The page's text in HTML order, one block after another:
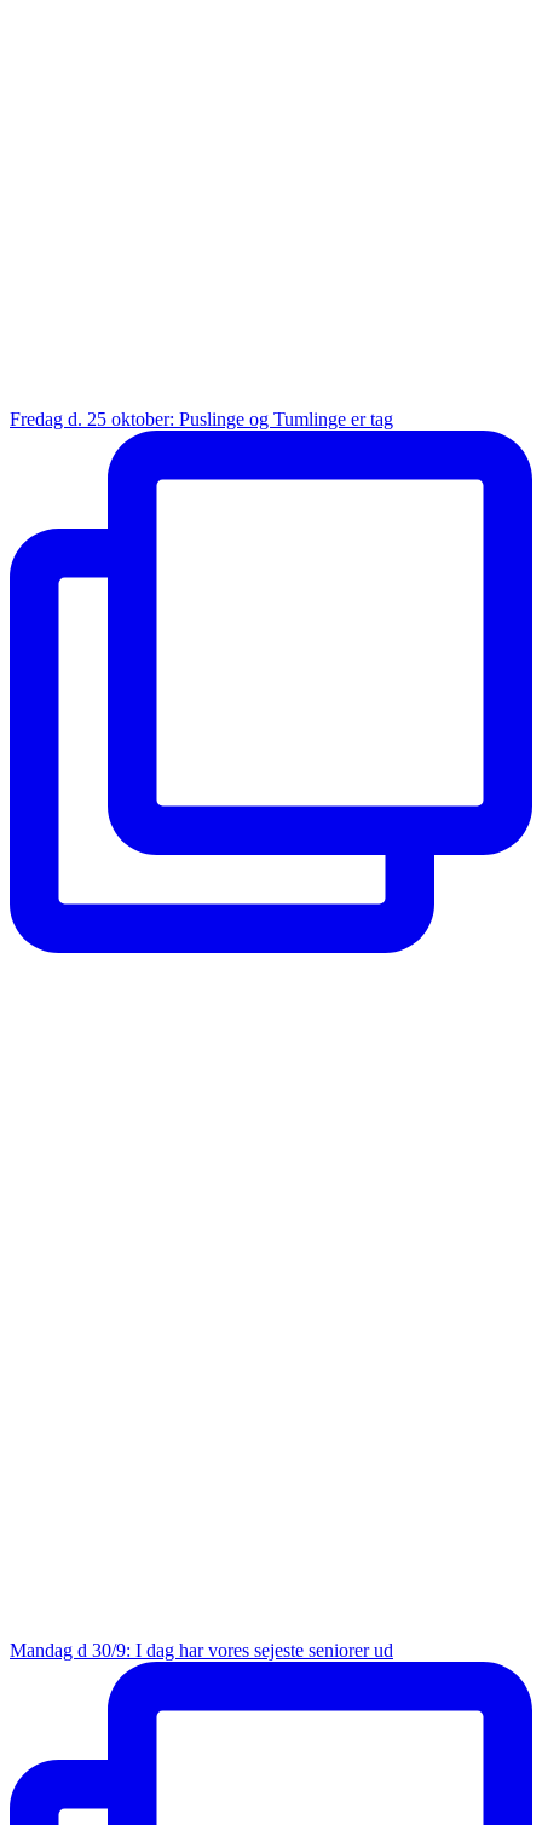
Fredag d. 25 oktober: Puslinge og Tumlinge er tag
Mandag d 30/9: I dag har vores sejeste seniorer ud